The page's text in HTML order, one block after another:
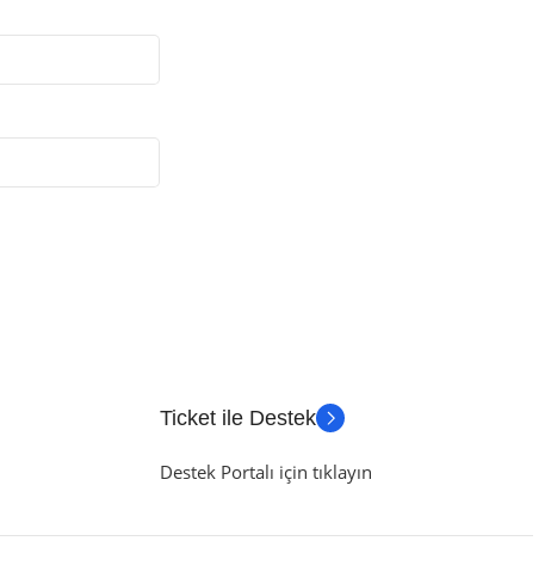
Ticket ile Destek
Destek Portalı için tıklayın